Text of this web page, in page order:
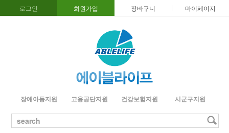
로그인 회원가입 장바구니 마이페이지
장애아동지원 고용공단지원 건강보험지원 시군구지원
search